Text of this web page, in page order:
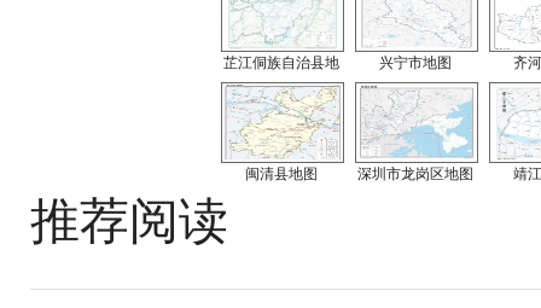
芷江侗族自治县地 兴宁市地图 齐
闽清县地图 深圳市龙岗区地图 靖
推荐阅读